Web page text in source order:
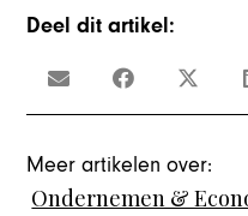
Deel dit artikel:
Meer artikelen over:
Ondernemen &